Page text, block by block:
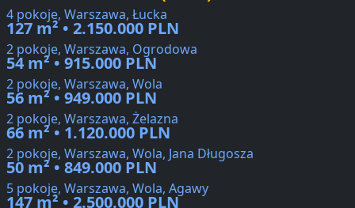
4 pokoje, Warszawa, Łucka
127 m² • 2.150.000 PLN
2 pokoje, Warszawa, Ogrodowa
54 m² • 915.000 PLN
2 pokoje, Warszawa, Wola
56 m² • 949.000 PLN
2 pokoje, Warszawa, Żelazna
66 m² • 1.120.000 PLN
2 pokoje, Warszawa, Wola, Jana Długosza
50 m² • 849.000 PLN
5 pokoje, Warszawa, Wola, Agawy
147 m² • 2.500.000 PLN